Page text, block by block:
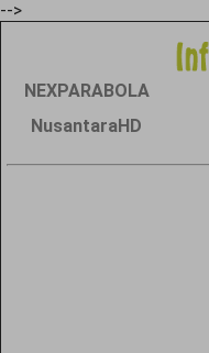
-->
NEXPARABOLA
NusantaraHD